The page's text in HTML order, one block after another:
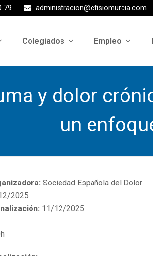
79 administracion@cfisiomurcia.com
Colegiados Empleo
y dolor
un
Sociedad Española del Dolor
2025
11/12/2025